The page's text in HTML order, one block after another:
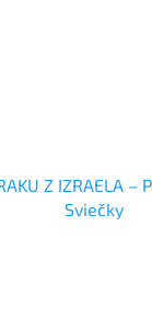
Z IZRAELA
Sviečky